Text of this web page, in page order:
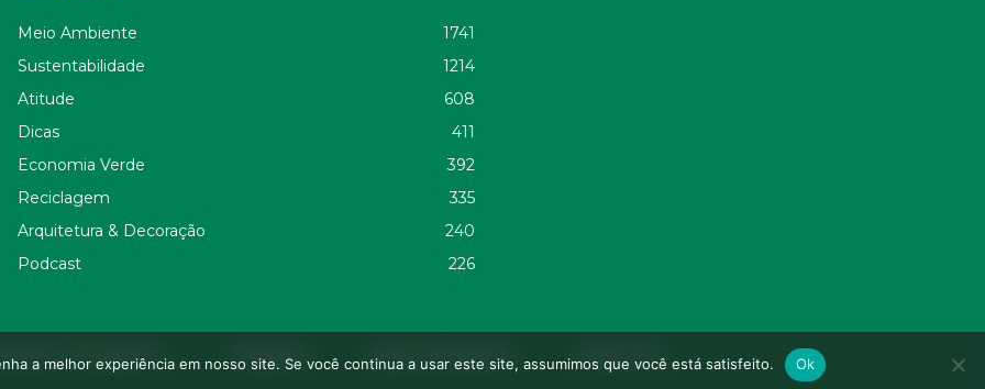
Meio Ambiente
1741
Sustentabilidade
1214
Atitude
608
Dicas
411
Economia Verde
392
Reciclagem
335
Arquitetura & Decoração
240
Podcast
226
NOSSO COLUNISTA ANUNCIE SEJA APOIADOR CONTATO
a melhor experiência em nosso site. Se você continua a usar este site, assumimos que você está satisfeito. Ok